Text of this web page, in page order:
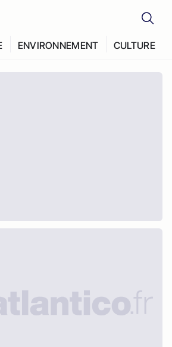
ENVIRONNEMENT CULTURE